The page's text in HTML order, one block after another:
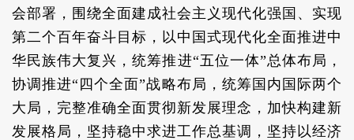
会部署，围绕全面建成社会主义现代化强国、实现
第二个百年奋斗目标，以中国式现代化全面推进中
华民族伟大复兴，统筹推进“五位一体”总体布局，
协调推进“四个全面”战略布局，统筹国内国际两个
大局，完整准确全面贯彻新发展理念，加快构建新
发展格局，坚持稳中求进工作总基调，坚持以经济